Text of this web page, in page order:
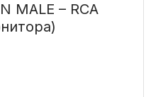
MALE – RCA